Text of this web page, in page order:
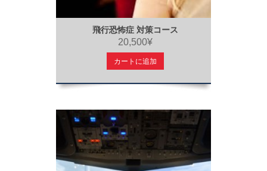
飛行恐怖症 対策コース
20,500¥
カートに追加